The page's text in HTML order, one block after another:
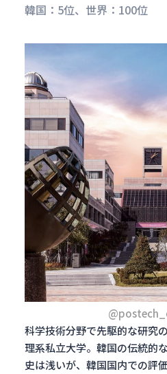
韓国：5位、世界：100位
科学技術分野で先駆的な研究
理系私立大学。韓国の伝統的
史は浅いが、韓国国内での評